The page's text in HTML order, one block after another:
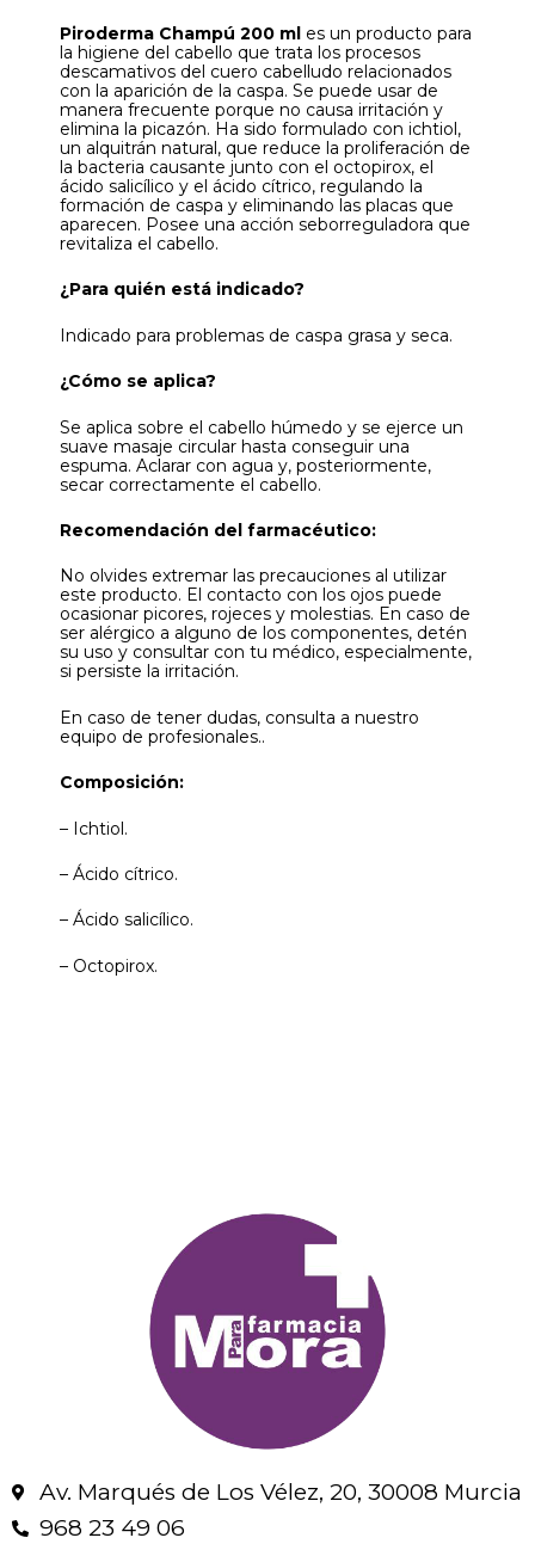
Piroderma Champú 200 ml es un producto para
la higiene del cabello que trata los procesos
descamativos del cuero cabelludo relacionados
con la aparición de la caspa. Se puede usar de
manera frecuente porque no causa irritación y
elimina la picazón. Ha sido formulado con ichtiol,
un alquitrán natural, que reduce la proliferación de
la bacteria causante junto con el octopirox, el
ácido salicílico y el ácido cítrico, regulando la
formación de caspa y eliminando las placas que
aparecen. Posee una acción seborreguladora que
revitaliza el cabello.
¿Para quién está indicado?
Indicado para problemas de caspa grasa y seca.
¿Cómo se aplica?
Se aplica sobre el cabello húmedo y se ejerce un
suave masaje circular hasta conseguir una
espuma. Aclarar con agua y, posteriormente,
secar correctamente el cabello.
Recomendación del farmacéutico:
No olvides extremar las precauciones al utilizar
este producto. El contacto con los ojos puede
ocasionar picores, rojeces y molestias. En caso de
ser alérgico a alguno de los componentes, detén
su uso y consultar con tu médico, especialmente,
si persiste la irritación.
En caso de tener dudas, consulta a nuestro
equipo de profesionales..
Composición:
– Ichtiol.
– Ácido cítrico.
– Ácido salicílico.
– Octopirox.
Av. Marqués de Los Vélez, 20, 30008 Murcia
968 23 49 06